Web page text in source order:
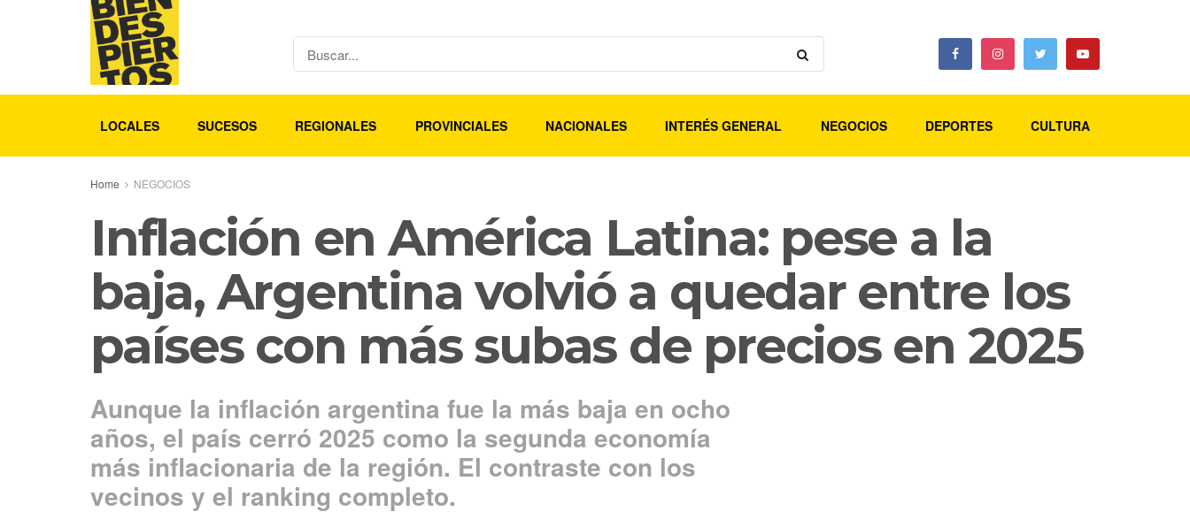
LOCALES SUCESOS REGIONALES PROVINCIALES NACIONALES INTERÉS GENERAL NEGOCIOS DEPORTES CULTURA
Home NEGOCIOS
Inflación en América Latina: pese a la
baja, Argentina volvió a quedar entre los
países con más subas de precios en 2025
Aunque la inflación argentina fue la más baja en ocho
años, el país cerró 2025 como la segunda economía
más inflacionaria de la región. El contraste con los
vecinos y el ranking completo.